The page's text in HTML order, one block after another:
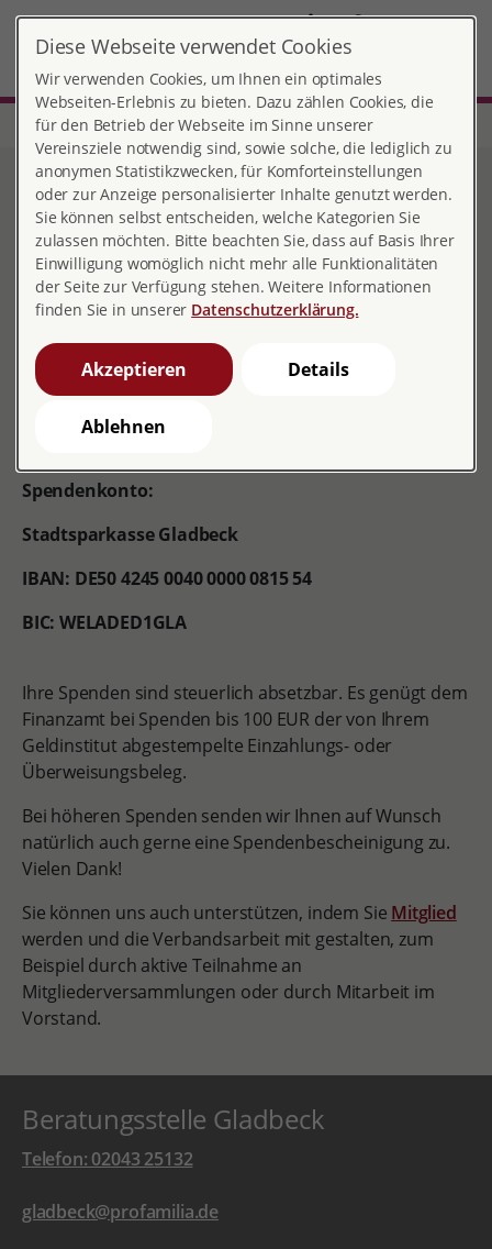
DE
Start Nordrhein-Westfalen Beratungsstelle Gladbeck
Sie unterstützen unsere
Arbeit durch Spenden:
pro familia ist eine nicht-konfessionelle, parteipolitisch
und von kirchlichen Trägern unabhängige
Beratungseinrichtung. Wenn Sie möchten, dass das
Angebot von pro familia auch in Zukunft erhalten
Spendenkonto:
Stadtsparkasse Gladbeck
IBAN: DE50 4245 0040 0000 0815 54
BIC: WELADED1GLA
Ihre Spenden sind steuerlich absetzbar. Es genügt dem
Finanzamt bei Spenden bis 100 EUR der von Ihrem
Geldinstitut abgestempelte Einzahlungs- oder
Überweisungsbeleg.
Bei höheren Spenden senden wir Ihnen auf Wunsch
natürlich auch gerne eine Spendenbescheinigung zu.
Vielen Dank!
Sie können uns auch unterstützen, indem Sie Mitglied
werden und die Verbandsarbeit mit gestalten, zum
Beispiel durch aktive Teilnahme an
Mitgliederversammlungen oder durch Mitarbeit im
Vorstand.
Beratungsstelle Gladbeck
Telefon: 02043 25132
gladbeck@profamilia.de
Diese Webseite verwendet Cookies
Wir verwenden Cookies, um Ihnen ein optimales
Webseiten-Erlebnis zu bieten. Dazu zählen Cookies, die
für den Betrieb der Webseite im Sinne unserer
Vereinsziele notwendig sind, sowie solche, die lediglich zu
anonymen Statistikzwecken, für Komforteinstellungen
oder zur Anzeige personalisierter Inhalte genutzt werden.
Sie können selbst entscheiden, welche Kategorien Sie
zulassen möchten. Bitte beachten Sie, dass auf Basis Ihrer
Einwilligung womöglich nicht mehr alle Funktionalitäten
der Seite zur Verfügung stehen. Weitere Informationen
finden Sie in unserer Datenschutzerklärung.
Akzeptieren Details
Ablehnen